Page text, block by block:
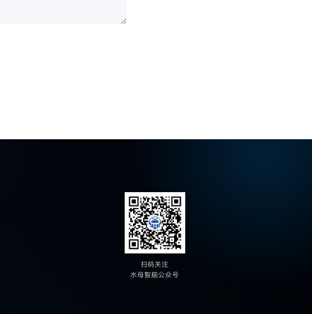
扫码关注
水母智脑公众号